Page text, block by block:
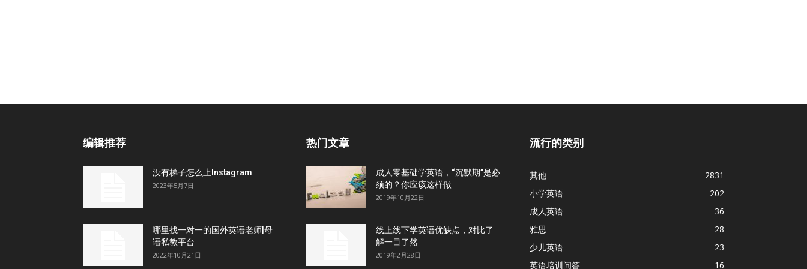
编辑推荐
没有梯子怎么上Instagram
2023年5月7日
哪里找一对一的国外英语老师|母
语私教平台
2022年10月21日
热门文章
成人零基础学英语，“沉默期”是必
须的？你应该这样做
2019年10月22日
线上线下学英语优缺点，对比了
解一目了然
2019年2月28日
流行的类别
其他
2831
小学英语
202
成人英语
36
雅思
28
少儿英语
23
英语培训问答
16